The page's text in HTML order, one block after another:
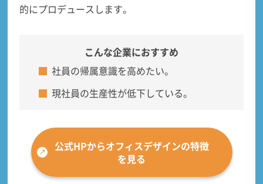
的にプロデュースします。
こんな企業におすすめ
社員の帰属意識を高めたい。
現社員の生産性が低下している。
公式HPからオフィスデザインの特徴
を見る